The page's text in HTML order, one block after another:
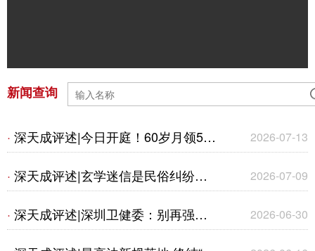
新闻查询
· 深天成评述|今日开庭！60岁月领50
万养老金案爆火！1995年老旧保单争
2026-07-13
· 深天成评述|玄学迷信是民俗纠纷还
是刑事犯罪？——从常态化刑事打
2026-07-09
· 深天成评述|深圳卫健委：别再强行
给孩子找对象了！原来守住身心、钱
2026-06-30